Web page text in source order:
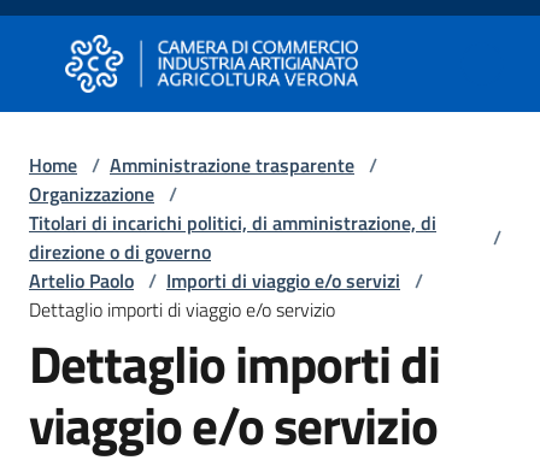
Vai al contenuto
Vai alla navigazione
Vai al footer
Camera di Commercio di Verona
Camera di Commercio di Verona
Avviare
Impresa
Gestire
Impresa
Promuovere
Home / Amministrazione trasparente /
Organizzazione /
Titolari di incarichi politici, di amministrazione, di
direzione o di governo
/
Artelio Paolo / Importi di viaggio e/o servizi /
Dettaglio importi di viaggio e/o servizio
Dettaglio importi di
viaggio e/o servizio